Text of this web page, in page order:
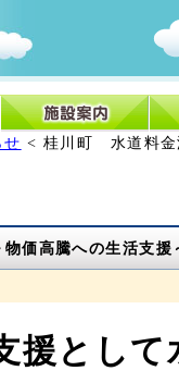
せ < 桂川町 水道料金
価高騰への生活支援
援として